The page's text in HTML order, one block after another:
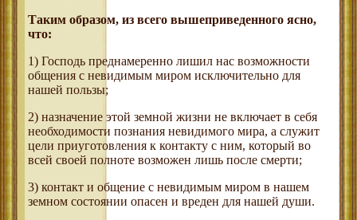
Таким образом, из всего вышеприведенного ясно,
что:
1) Господь преднамеренно лишил нас возможности
общения с невидимым миром исключительно для
нашей пользы;
2) назначение этой земной жизни не включает в себя
необходимости познания невидимого мира, а служит
цели приуготовления к контакту с ним, который во
всей своей полноте возможен лишь после смерти;
3) контакт и общение с невидимым миром в нашем
земном состоянии опасен и вреден для нашей души.